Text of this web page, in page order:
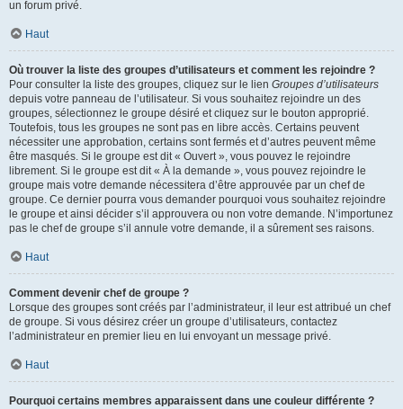
un forum privé.
Haut
Où trouver la liste des groupes d’utilisateurs et comment les rejoindre ?
Pour consulter la liste des groupes, cliquez sur le lien Groupes d’utilisateurs
depuis votre panneau de l’utilisateur. Si vous souhaitez rejoindre un des
groupes, sélectionnez le groupe désiré et cliquez sur le bouton approprié.
Toutefois, tous les groupes ne sont pas en libre accès. Certains peuvent
nécessiter une approbation, certains sont fermés et d’autres peuvent même
être masqués. Si le groupe est dit « Ouvert », vous pouvez le rejoindre
librement. Si le groupe est dit « À la demande », vous pouvez rejoindre le
groupe mais votre demande nécessitera d’être approuvée par un chef de
groupe. Ce dernier pourra vous demander pourquoi vous souhaitez rejoindre
le groupe et ainsi décider s’il approuvera ou non votre demande. N’importunez
pas le chef de groupe s’il annule votre demande, il a sûrement ses raisons.
Haut
Comment devenir chef de groupe ?
Lorsque des groupes sont créés par l’administrateur, il leur est attribué un chef
de groupe. Si vous désirez créer un groupe d’utilisateurs, contactez
l’administrateur en premier lieu en lui envoyant un message privé.
Haut
Pourquoi certains membres apparaissent dans une couleur différente ?